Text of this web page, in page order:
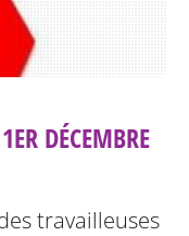
DÉCEMBRE
travailleuses